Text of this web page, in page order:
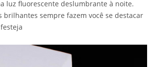
luz fluorescente deslumbrante à noite.
brilhantes sempre fazem você se destacar